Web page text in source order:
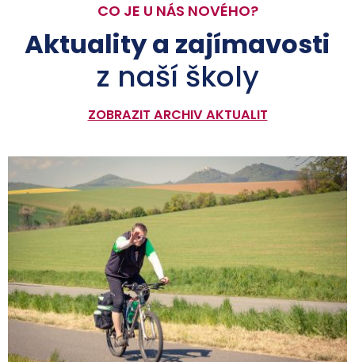
CO JE U NÁS NOVÉHO?
Aktuality a zajímavosti
z naší školy
ZOBRAZIT ARCHIV AKTUALIT